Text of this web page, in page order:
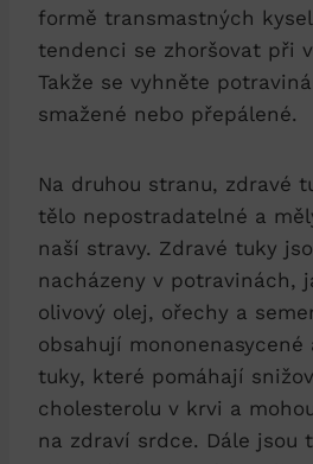
formě transmastných
tendenci se zhoršovat při
Takže se vyhněte
smažené nebo přepálené.
Na druhou stranu, zdravé
tělo nepostradatelné a
naší stravy. Zdravé tuky
nacházeny v potravinách,
olivový olej, ořechy a
obsahují mononenasycené
tuky, které pomáhají
cholesterolu v krvi a
na zdraví srdce. Dále jsou